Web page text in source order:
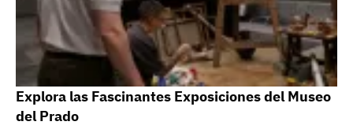
Explora las Fascinantes Exposiciones del Museo
del Prado